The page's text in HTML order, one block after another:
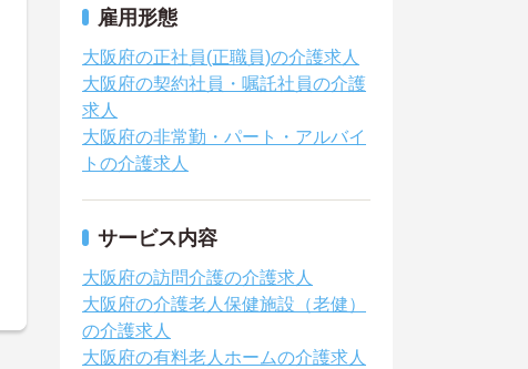
雇用形態
大阪府の正社員(正職員)の介護求人
大阪府の契約社員・嘱託社員の介護
求人
大阪府の非常勤・パート・アルバイ
トの介護求人
サービス内容
大阪府の訪問介護の介護求人
大阪府の介護老人保健施設（老健）
の介護求人
大阪府の有料老人ホームの介護求人